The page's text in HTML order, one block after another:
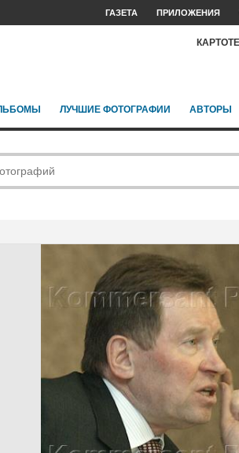
ГАЗЕТА ПРИЛОЖЕНИЯ
ЛУЧШИЕ ФОТОГРАФИИ АВТОРЫ